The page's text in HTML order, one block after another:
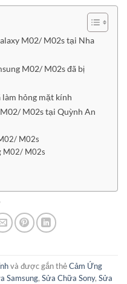
M02/ M02s tại Nha
M02/ M02s đã bị
làm hỏng mặt kính
M02s tại Quỳnh An
M02s
M02/ M02s
và được gắn thẻCảm Ứng
Samsung, Sửa Chữa Sony, Sửa